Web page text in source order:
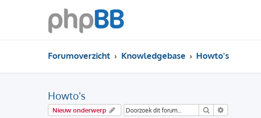
Forumoverzicht Knowledgebase Howto's
Howto's
Nieuw onderwerp Zoek